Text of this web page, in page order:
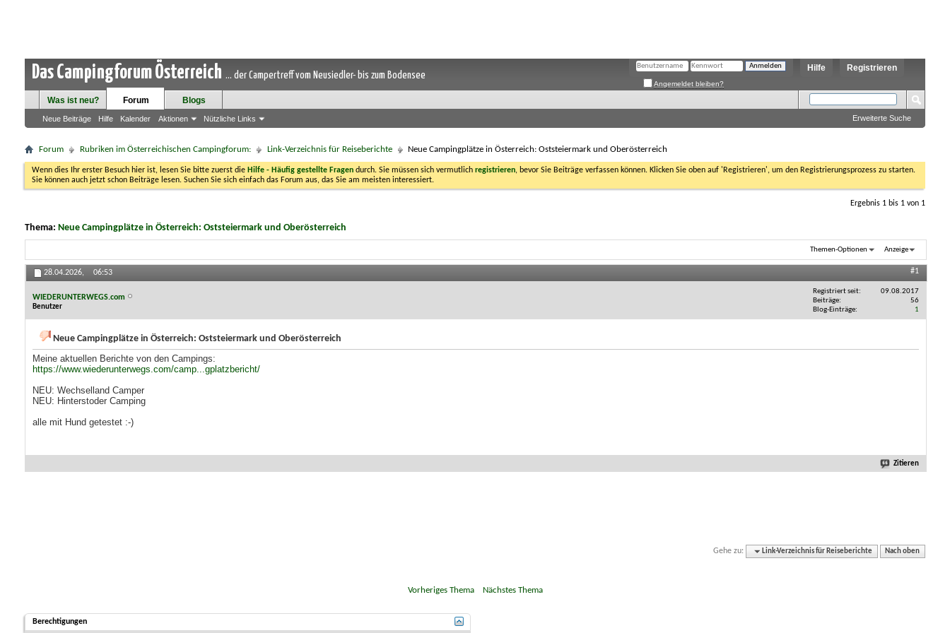
Das Campingforum Österreich ... der Campertreff vom Neusiedler- bis zum Bodensee
Registrieren
Hilfe
Angemeldet bleiben?
Was ist neu? Forum
Neue Beiträge Hilfe Kalender Aktionen Nützliche Links
Blogs
Erweiterte Suche
Forum Rubriken im Österreichischen Campingforum: Link-Verzeichnis für Reiseberichte Neue Campingplätze in Österreich: Oststeiermark und Oberösterreich
Wenn dies Ihr erster Besuch hier ist, lesen Sie bitte zuerst die Hilfe - Häufig gestellte Fragen durch. Sie müssen sich vermutlich registrieren, bevor Sie Beiträge verfassen können. Klicken Sie oben auf 'Registrieren', um den Registrierungsprozess zu starten.
Sie können auch jetzt schon Beiträge lesen. Suchen Sie sich einfach das Forum aus, das Sie am meisten interessiert.
Ergebnis 1 bis 1 von 1
Thema: Neue Campingplätze in Österreich: Oststeiermark und Oberösterreich
Themen-Optionen Anzeige
28.04.2026, 06:53 #1
WIEDERUNTERWEGS.com
Benutzer
Registriert seit
09.08.2017
Beiträge
56
Blog-Einträge
1
Neue Campingplätze in Österreich: Oststeiermark und Oberösterreich
Meine aktuellen Berichte von den Campings:
https://www.wiederunterwegs.com/camp...gplatzbericht/
NEU: Wechselland Camper
NEU: Hinterstoder Camping
alle mit Hund getestet :-)
Zitieren
Gehe zu: Link-Verzeichnis für Reiseberichte Nach oben
Vorheriges Thema| Nächstes Thema
Berechtigungen